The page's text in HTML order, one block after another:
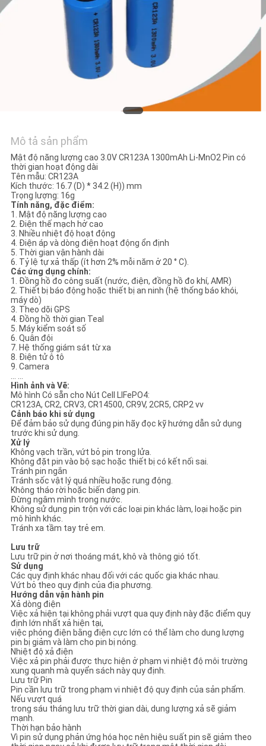
YÊU
CẦU
BÁO
GIÁ
SƠ
ĐỒ
TRANG
WEB
PRIVACY
POLICY
Mô tả sản phẩm
Mật độ năng lượng cao 3.0V CR123A 1300mAh Li-MnO2 Pin có
thời gian hoạt động dài
Tên mẫu: CR123A
Kích thước: 16.7 (D) * 34.2 (H)) mm
Trọng lượng: 16g
Tính năng, đặc điểm:
1. Mật độ năng lượng cao
2. Điện thế mạch hở cao
3. Nhiều nhiệt độ hoạt động
4. Điện áp và dòng điện hoạt động ổn định
5. Thời gian vận hành dài
6. Tỷ lệ tự xả thấp (ít hơn 2% mỗi năm ở 20 ° C).
Các ứng dụng chính:
1. Đồng hồ đo công suất (nước, điện, đồng hồ đo khí, AMR)
2. Thiết bị báo động hoặc thiết bị an ninh (hệ thống báo khói,
máy dò)
3. Theo dõi GPS
4. Đồng hồ thời gian Teal
5. Máy kiểm soát số
6. Quân đội
7. Hệ thống giám sát từ xa
8. Điện tử ô tô
9. Camera
... ...
Hình ảnh và Vẽ:
Mô hình Có sẵn cho Nút Cell LIFePO4:
CR123A, CR2, CRV3, CR14500, CR9V, 2CR5, CRP2 vv
Cảnh báo khi sử dụng
Để đảm bảo sử dụng đúng pin hãy đọc kỹ hướng dẫn sử dụng
trước khi sử dụng.
Xử lý
Không vạch trần, vứt bỏ pin trong lửa.
Không đặt pin vào bộ sạc hoặc thiết bị có kết nối sai.
Tránh pin ngắn
Tránh sốc vật lý quá nhiều hoặc rung động.
Không tháo rời hoặc biến dạng pin.
Đừng ngâm mình trong nước.
Không sử dụng pin trộn với các loại pin khác làm, loại hoặc pin
mô hình khác.
Tránh xa tầm tay trẻ em.
Lưu trữ
Lưu trữ pin ở nơi thoáng mát, khô và thông gió tốt.
Sử dụng
Các quy định khác nhau đối với các quốc gia khác nhau.
Vứt bỏ theo quy định của địa phương.
Hướng dẫn vận hành pin
Xả dòng điện
Việc xả hiện tại không phải vượt qua quy định này đặc điểm quy
định lớn nhất xả hiện tại,
việc phóng điện bằng điện cực lớn có thể làm cho dung lượng
pin bị giảm và làm cho pin bị nóng.
Nhiệt độ xả điện
Việc xả pin phải được thực hiện ở phạm vi nhiệt độ môi trường
xung quanh mà quyển sách này quy định.
Lưu trữ Pin
Pin cần lưu trữ trong phạm vi nhiệt độ quy định của sản phẩm.
Nếu vượt quá
trong sáu tháng lưu trữ thời gian dài, dung lượng xả sẽ giảm
mạnh.
Thời hạn bảo hành
Vì pin sử dụng phản ứng hóa học nên hiệu suất pin sẽ giảm theo